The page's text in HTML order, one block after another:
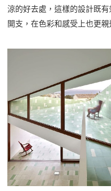
涼的好去處，這樣的設計既
開支，在色彩和感受上也更親